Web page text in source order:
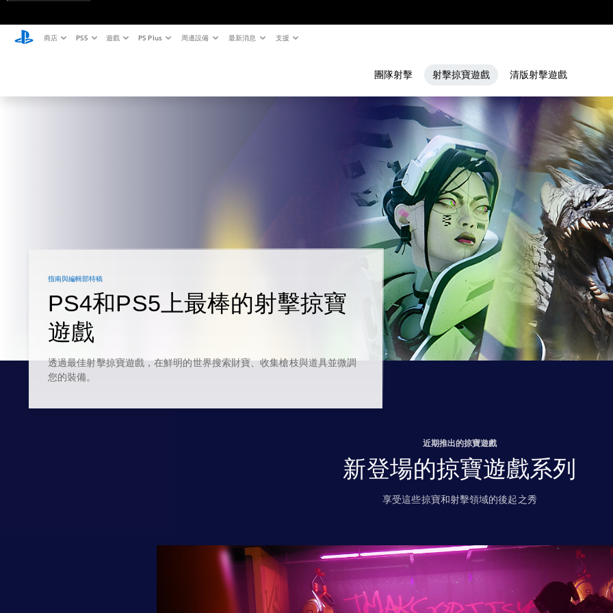
商店 PS5 遊戲 PS Plus 周邊設備 最新消息 支援
團隊射擊 射擊掠寶遊戲 清版射擊遊戲
指南與編輯部特稿
PS4和PS5上最棒的射擊掠寶
遊戲
透過最佳射擊掠寶遊戲，在鮮明的世界搜索財寶、收集槍枝與道具並微調
您的裝備。
近期推出的掠寶遊戲
新登場的掠寶遊戲系列
享受這些掠寶和射擊領域的後起之秀